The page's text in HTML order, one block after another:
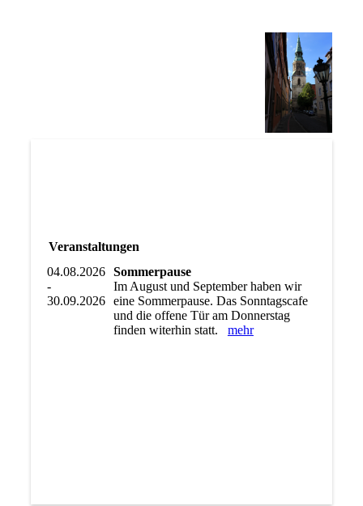
Veranstaltungen
04.08.2026
-
30.09.2026
Sommerpause
Im August und September haben wir
eine Sommerpause. Das Sonntagscafe
und die offene Tür am Donnerstag
finden witerhin statt. mehr